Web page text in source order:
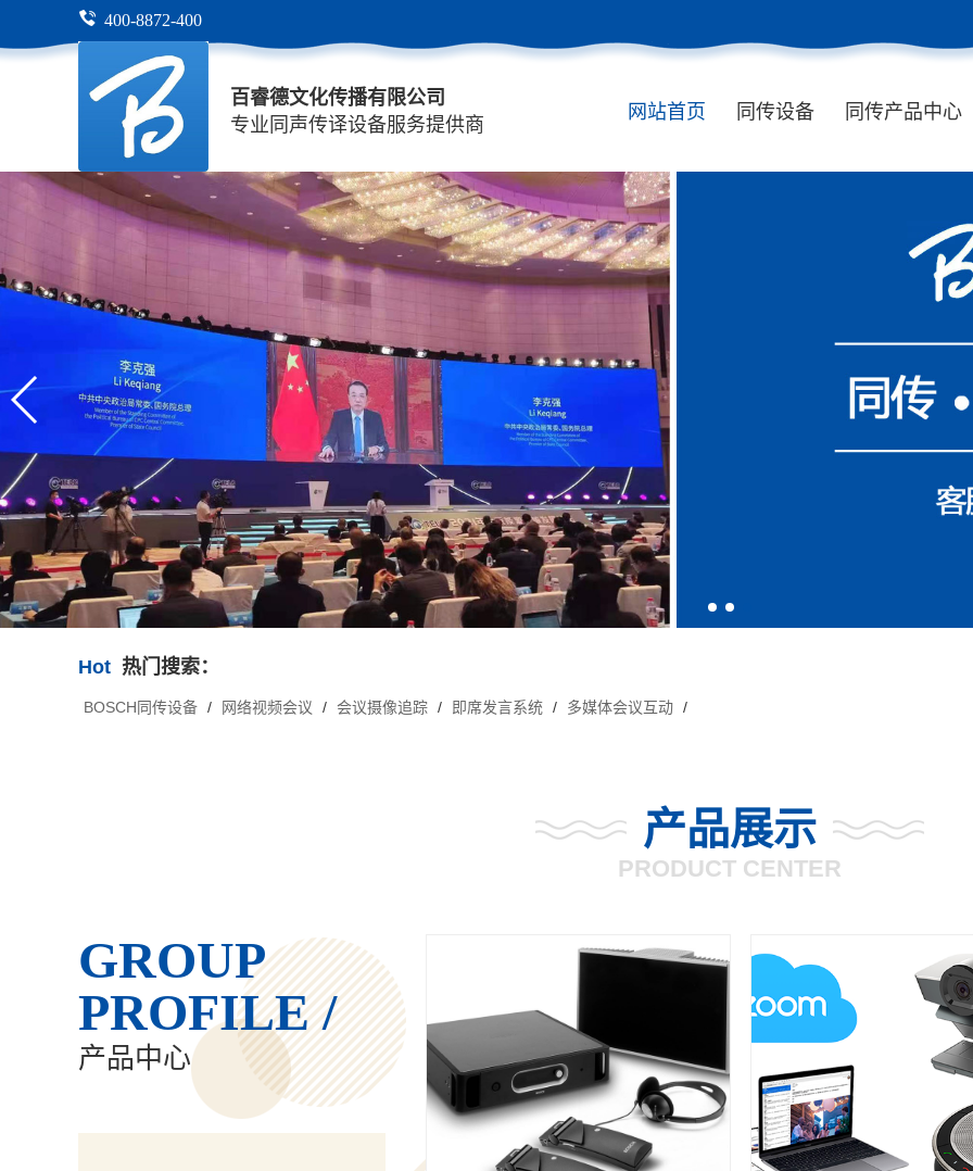
400-8872-400
百睿德文化传播有限公司
专业同声传译设备服务提供商
网站首页 同传设备 同传产品中心
Hot 热门搜索：
BOSCH同传设备 / 网络视频会议 / 会议摄像追踪 / 即席发言系统 / 多媒体会议互动 /
产品展示
PRODUCT CENTER
GROUP
PROFILE /
产品中心